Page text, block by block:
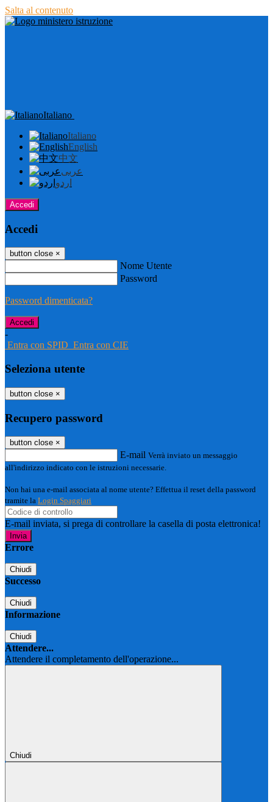
Salta al contenuto
Italiano
Italiano
English
中文
عربى
اردو
Accedi
Accedi
button close ×
Nome Utente
Password
Password dimenticata?
-
Entra con SPID Entra con CIE
Seleziona utente
button close ×
Recupero password
button close ×
E-mail Verrà inviato un messaggio
all'indirizzo indicato con le istruzioni necessarie.
Non hai una e-mail associata al nome utente? Effettua il reset della password
tramite la Login Spaggiari
E-mail inviata, si prega di controllare la casella di posta elettronica!
Errore
Chiudi
Successo
Chiudi
Informazione
Chiudi
Attendere...
Attendere il completamento dell'operazione...
Chiudi